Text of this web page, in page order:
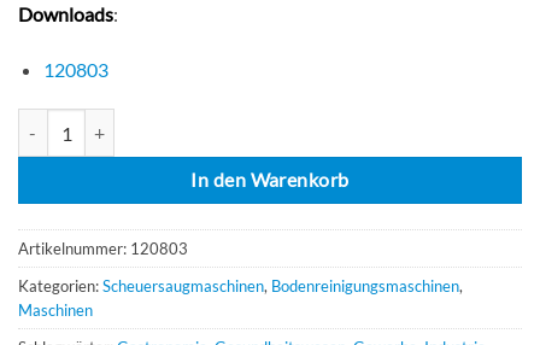
Downloads:
120803
In den Warenkorb
Artikelnummer: 120803
Kategorien:Scheuersaugmaschinen, Bodenreinigungsmaschinen,
Maschinen